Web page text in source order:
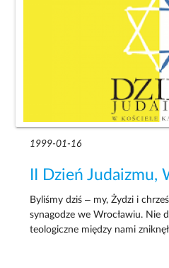
1999-01-16
II Dzień Judaizmu,
Byliśmy dziś – my, Żydzi i
synagodze we Wrocławiu. Nie
teologiczne między nami